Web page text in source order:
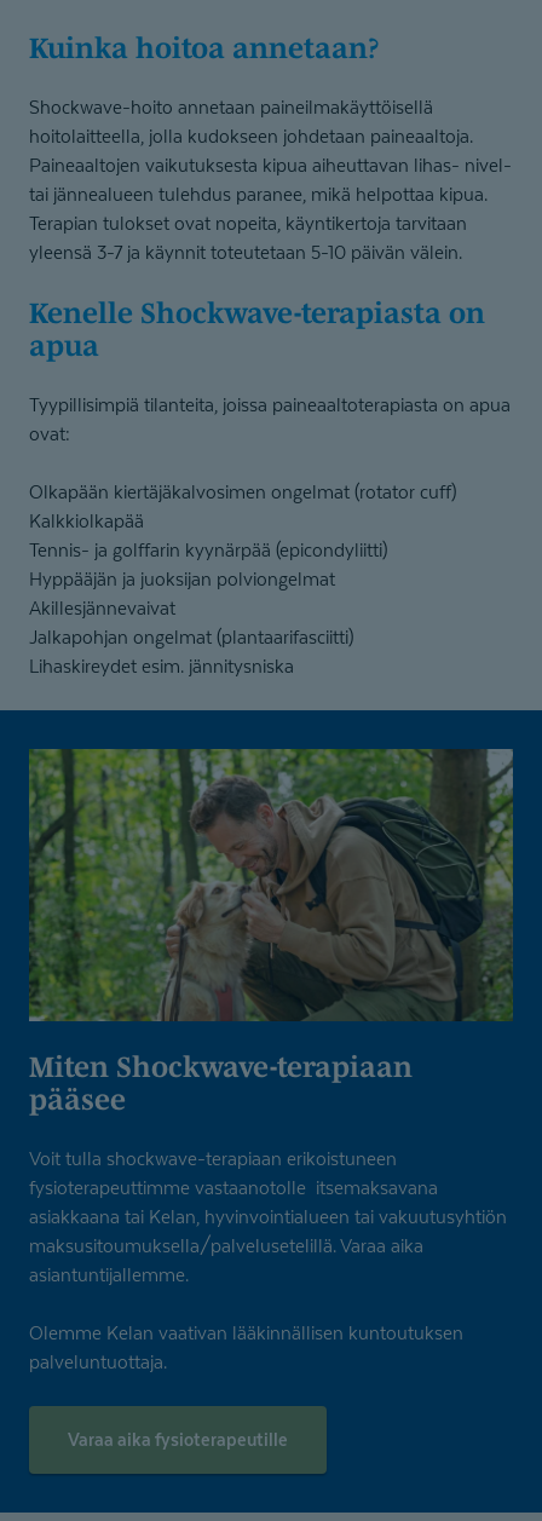
Kuinka hoitoa annetaan?
Shockwave-hoito annetaan paineilmakäyttöisellä
hoitolaitteella, jolla kudokseen johdetaan paineaaltoja.
Paineaaltojen vaikutuksesta kipua aiheuttavan lihas- nivel-
tai jännealueen tulehdus paranee, mikä helpottaa kipua.
Terapian tulokset ovat nopeita, käyntikertoja tarvitaan
yleensä 3-7 ja käynnit toteutetaan 5-10 päivän välein.
Kenelle Shockwave-te­ra­piasta on
apua
Tyypillisimpiä tilanteita, joissa paineaaltoterapiasta on apua
ovat:
Olkapään kiertäjäkalvosimen ongelmat (rotator cuff)
Kalkkiolkapää
Tennis- ja golffarin kyynärpää (epicondyliitti)
Hyppääjän ja juoksijan polviongelmat
Akillesjännevaivat
Jalkapohjan ongelmat (plantaarifasciitti)
Lihaskireydet esim. jännitysniska
Miten Shockwave-te­rapiaan
pääsee
Voit tulla shockwave-terapiaan erikoistuneen
fysioterapeuttimme vastaanotolle itsemaksavana
asiakkaana tai Kelan, hyvinvointialueen tai vakuutusyhtiön
maksusitoumuksella/palvelusetelillä. Varaa aika
asiantuntijallemme.
Olemme Kelan vaativan lääkinnällisen kuntoutuksen
palveluntuottaja.
Varaa aika fysioterapeutille